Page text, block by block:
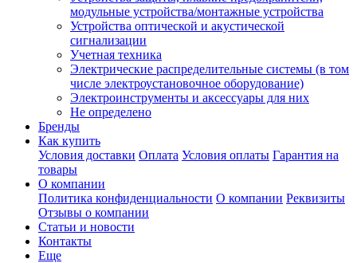
модульные устройства/монтажные устройства
Устройства оптической и акустической
сигнализации
Учетная техника
Электрические распределительные системы (в том
числе электроустановочное оборудование)
Электроинструменты и аксессуары для них
Не определено
Бренды
Как купить
Условия доставки Оплата Условия оплаты Гарантия на
товары
О компании
Политика конфиденциальности О компании Реквизиты
Отзывы о компании
Статьи и новости
Контакты
Еще